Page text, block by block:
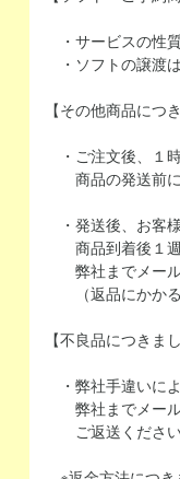
・サービスの性
・ソフトの譲渡
【その他商品につ
・ご注文後、１
商品の発送前に
・発送後、お客
商品到着後１週
弊社までメール
（返品にかかる
【不良品につきま
・弊社手違いに
弊社までメール
ご返送ください